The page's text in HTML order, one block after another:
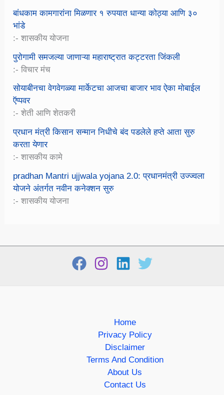
बांधकाम कामगारांना मिळणार १ रुपयात धान्या कोठ्या आणि ३०
भांडे
:- शासकीय योजना
पुरोगामी समजल्या जाणाऱ्या महाराष्ट्रात कट्टरता जिंकली
:- विचार मंच
सोयाबीनचा वेगवेगळ्या मार्केटचा आजचा बाजार भाव ऐका मोबाईल
ऍप्पवर
:- शेती आणि शेतकरी
प्रधान मंत्री किसान सन्मान निधीचे बंद पडलेले हप्ते आता सुरु
करता येणार
:- शासकीय कामे
pradhan Mantri ujjwala yojana 2.0: प्रधानमंत्री उज्ज्वला
योजने अंतर्गत नवीन कनेक्शन सुरु
:- शासकीय योजना
Home
Privacy Policy
Disclaimer
Terms And Condition
About Us
Contact Us